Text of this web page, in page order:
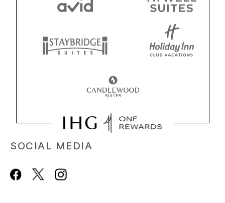
SOCIAL MEDIA